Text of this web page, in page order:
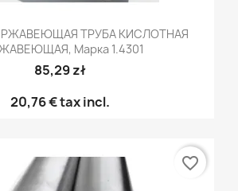
ТРУБА КИСЛОТНАЯ
Марка 1.4301
85,29 zł
20,76 €tax incl.
favorite_border